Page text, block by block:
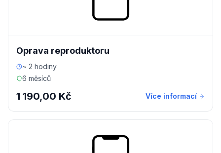
Oprava reproduktoru
~ 2 hodiny
6 měsíců
1 190,00 Kč Více informací